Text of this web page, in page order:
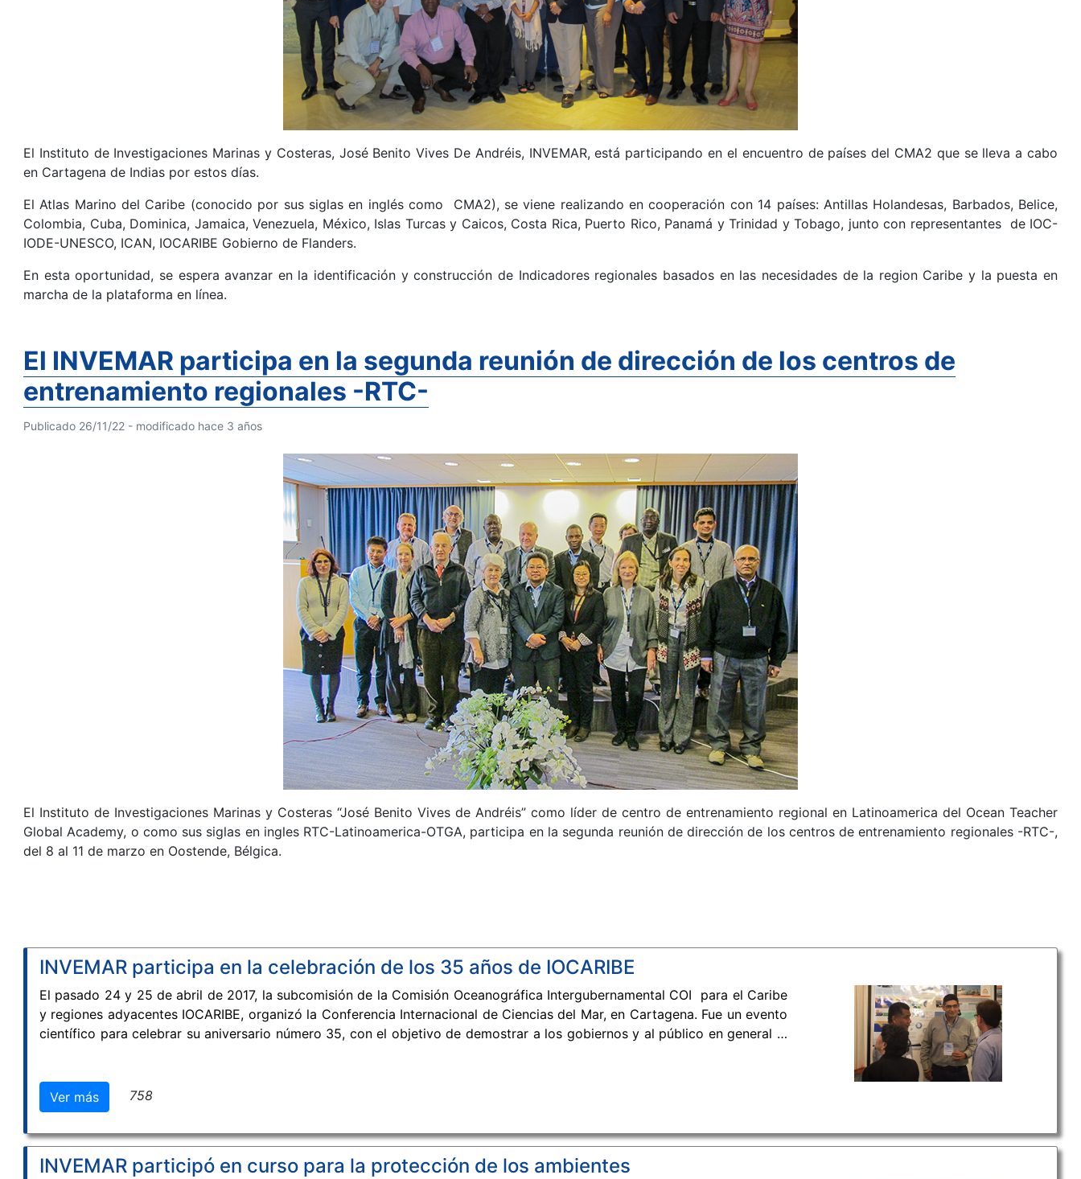
El Instituto de Investigaciones Marinas y Costeras, José Benito Vives De Andréis, INVEMAR, está participando en el encuentro de países del CMA2 que se lleva a cabo
en Cartagena de Indias por estos días.
El Atlas Marino del Caribe (conocido por sus siglas en inglés como CMA2), se viene realizando en cooperación con 14 países: Antillas Holandesas, Barbados, Belice,
Colombia, Cuba, Dominica, Jamaica, Venezuela, México, Islas Turcas y Caicos, Costa Rica, Puerto Rico, Panamá y Trinidad y Tobago, junto con representantes de IOC-
IODE-UNESCO, ICAN, IOCARIBE Gobierno de Flanders.
En esta oportunidad, se espera avanzar en la identificación y construcción de Indicadores regionales basados en las necesidades de la region Caribe y la puesta en
marcha de la plataforma en línea.
El INVEMAR participa en la segunda reunión de dirección de los centros de
entrenamiento regionales -RTC-
Publicado 26/11/22 - modificado hace 3 años
El Instituto de Investigaciones Marinas y Costeras “José Benito Vives de Andréis” como líder de centro de entrenamiento regional en Latinoamerica del Ocean Teacher
Global Academy, o como sus siglas en ingles RTC-Latinoamerica-OTGA, participa en la segunda reunión de dirección de los centros de entrenamiento regionales -RTC-,
del 8 al 11 de marzo en Oostende, Bélgica.
INVEMAR participa en la celebración de los 35 años de IOCARIBE
El pasado 24 y 25 de abril de 2017, la subcomisión de la Comisión Oceanográfica Intergubernamental COI para el Caribe
y regiones adyacentes IOCARIBE, organizó la Conferencia Internacional de Ciencias del Mar, en Cartagena. Fue un evento
científico para celebrar su aniversario número 35, con el objetivo de demostrar a los gobiernos y al público en general el
ciencias afines y servicios asociados en el Caribe y regiones adyacentes. El lema de la Conferencia fue : “Desarrollo y
Evolución de las Ciencias Marinas durante tres décadas y la contribución de la COI-IOCARIBE para el futuro próximo”.
Ver más 758
INVEMAR participó en curso para la protección de los ambientes